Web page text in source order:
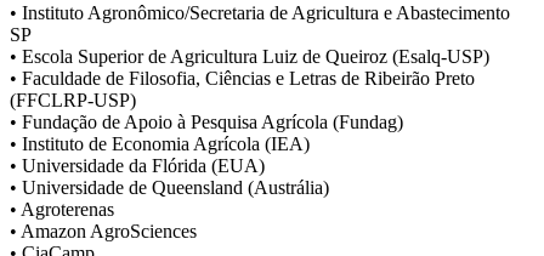
• Instituto Agronômico/Secretaria de Agricultura e Abastecimento
SP
• Escola Superior de Agricultura Luiz de Queiroz (Esalq-USP)
• Faculdade de Filosofia, Ciências e Letras de Ribeirão Preto
(FFCLRP-USP)
• Fundação de Apoio à Pesquisa Agrícola (Fundag)
• Instituto de Economia Agrícola (IEA)
• Universidade da Flórida (EUA)
• Universidade de Queensland (Austrália)
• Agroterenas
• Amazon AgroSciences